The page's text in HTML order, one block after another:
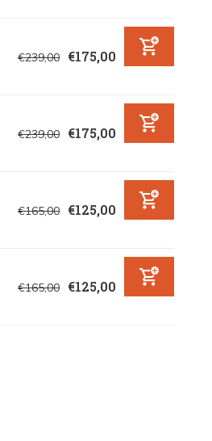
€239,00 €175,00
€239,00 €175,00
€165,00 €125,00
€165,00 €125,00